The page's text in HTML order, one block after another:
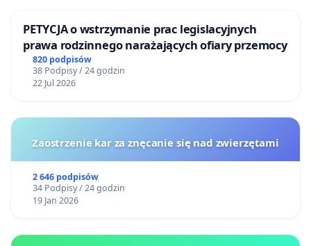
PETYCJA o wstrzymanie prac legislacyjnych
prawa rodzinnego narażających ofiary przemocy
820 podpisów
38 Podpisy / 24 godzin
22 Jul 2026
Zaostrzenie kar za znęcanie się nad zwierzętami
2 646 podpisów
34 Podpisy / 24 godzin
19 Jan 2026